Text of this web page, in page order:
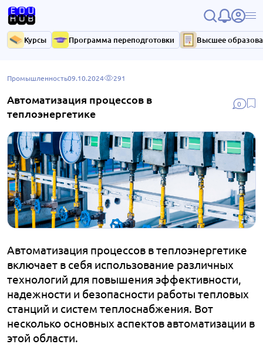
Курсы Программа переподготовки Высшее
0
Промышленность09.10.2024 291
Автоматизация процессов в
теплоэнергетике
Автоматизация процессов в теплоэнергетике
включает в себя использование различных
технологий для повышения эффективности,
надежности и безопасности работы тепловых
станций и систем теплоснабжения. Вот
несколько основных аспектов автоматизации в
этой области.